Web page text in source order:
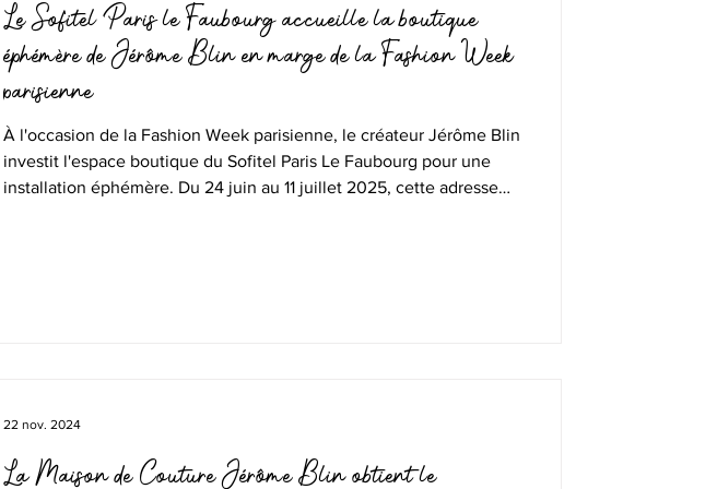
Le Sofitel Paris le Faubourg accueille la boutique
éphémère de Jérôme Blin en marge de la Fashion Week
parisienne
À l'occasion de la Fashion Week parisienne, le créateur Jérôme Blin
investit l'espace boutique du Sofitel Paris Le Faubourg pour une
installation éphémère. Du 24 juin au 11 juillet 2025, cette adresse
La Maison de Couture Jérôme Blin obtient le
22 nov. 2024